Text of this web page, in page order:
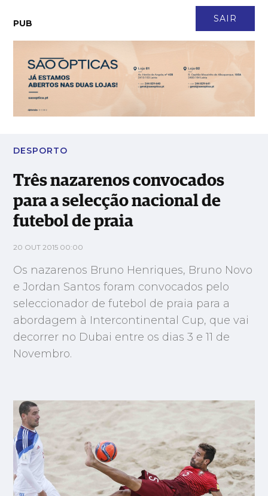
SAIR
PUB
Três nazarenos convocados para a selecção nacional de futebol
de praia
DESPORTO
Três nazarenos convocados
para a selecção nacional de
futebol de praia
20 OUT 2015 00:00
Os nazarenos Bruno Henriques, Bruno Novo
e Jordan Santos foram convocados pelo
seleccionador de futebol de praia para a
abordagem à Intercontinental Cup, que vai
decorrer no Dubai entre os dias 3 e 11 de
Novembro.